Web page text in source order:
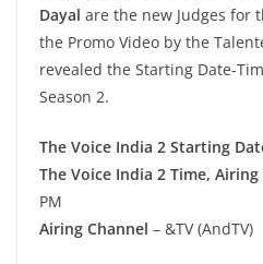
Dayal are the new Judges for
the Promo Video by the
revealed the Starting Date-
Season 2.
The Voice India 2 Starting
The Voice India 2 Time,
PM
Airing Channel – &TV (AndTV)